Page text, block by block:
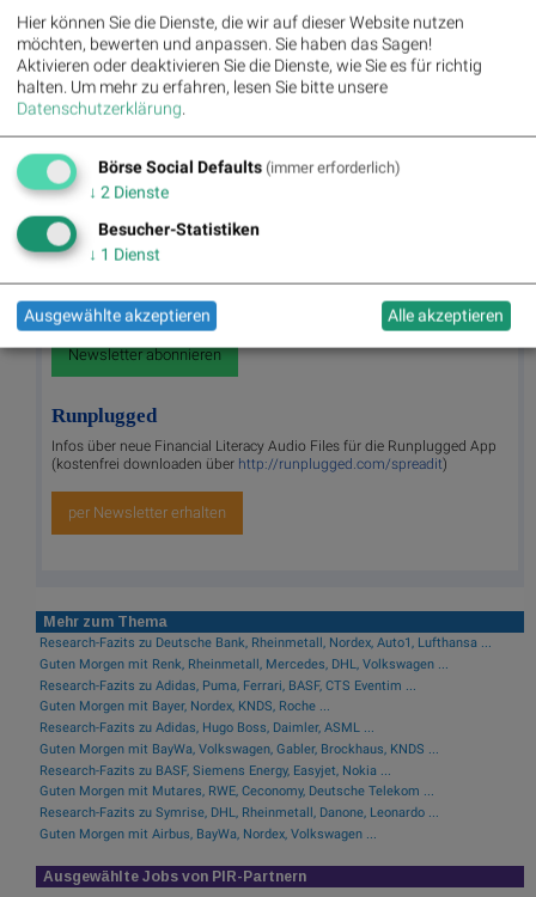
mit rd. 51.000 Wohnungen. Mit einem Neubauvolumen
von jährlich rund 700 Wohnungen im Großraum Wien
ist die Buwog Group einer der aktivsten Wohnbauträger
und Immobilienentwickler in Deutschland und
Österreich.
>> Besuchen Sie 55 weitere Partner aufboerse-
social.com/partner
Useletter
deutlich von den gängigen Newslettern ab. Beispiele ansehen bzw.
kostenfrei anmelden. Wichtige Börse-Infos garantiert.
Newsletter abonnieren
Runplugged
Infos über neue Financial Literacy Audio Files für die Runplugged App
(kostenfrei downloaden über http://runplugged.com/spreadit)
per Newsletter erhalten
Mehr zum Thema
Research-Fazits zu Deutsche Bank, Rheinmetall, Nordex, Auto1, Lufthansa ...
Guten Morgen mit Renk, Rheinmetall, Mercedes, DHL, Volkswagen ...
Research-Fazits zu Adidas, Puma, Ferrari, BASF, CTS Eventim ...
Guten Morgen mit Bayer, Nordex, KNDS, Roche ...
Research-Fazits zu Adidas, Hugo Boss, Daimler, ASML ...
Guten Morgen mit BayWa, Volkswagen, Gabler, Brockhaus, KNDS ...
Research-Fazits zu BASF, Siemens Energy, Easyjet, Nokia ...
Guten Morgen mit Mutares, RWE, Ceconomy, Deutsche Telekom ...
Research-Fazits zu Symrise, DHL, Rheinmetall, Danone, Leonardo ...
Guten Morgen mit Airbus, BayWa, Nordex, Volkswagen ...
Ausgewählte Jobs von PIR-Partnern
Hier können Sie die Dienste, die wir auf dieser Website nutzen
möchten, bewerten und anpassen. Sie haben das Sagen!
Aktivieren oder deaktivieren Sie die Dienste, wie Sie es für richtig
halten. Um mehr zu erfahren, lesen Sie bitte unsere
Datenschutzerklärung.
Börse Social Defaults (immer erforderlich)
↓ 2 Dienste
Besucher-Statistiken
↓ 1 Dienst
Ausgewählte akzeptieren Alle akzeptieren